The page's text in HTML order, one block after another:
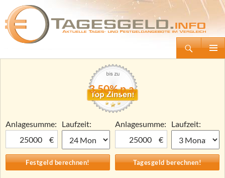
Tagesgeld.info – Tagesgeldkonten vergleichen und Tagesgeld-Zinsen berechnen
Zum
3,50% p.a.
Anlagesumme:
€
Laufzeit:
Anlagesumme:
€
Laufzeit: